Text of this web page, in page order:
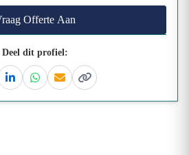
Offerte Aan
Deel dit profiel:
LinkedinWhatsapp
EmailKopieer link